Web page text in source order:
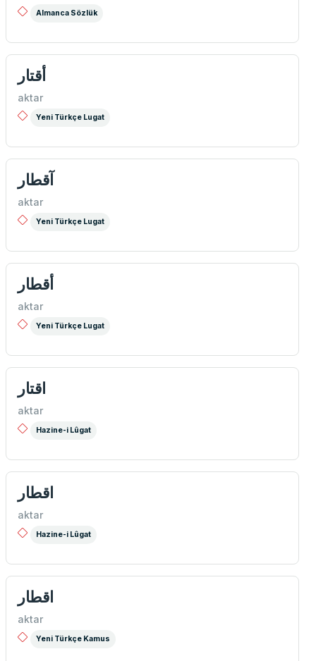
Almanca Sözlük
أقتار
aktar
Yeni Türkçe Lugat
آقطار
aktar
Yeni Türkçe Lugat
أقطار
aktar
Yeni Türkçe Lugat
اقتار
aktar
Hazine-i Lûgat
اقطار
aktar
Hazine-i Lûgat
اقطار
aktar
Yeni Türkçe Kamus